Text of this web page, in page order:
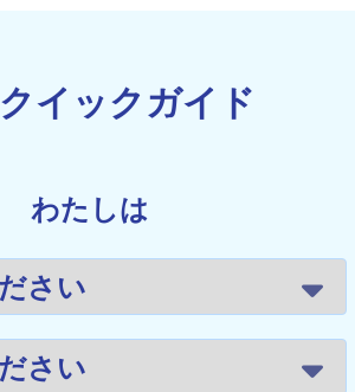
クイックガイド
わたしは